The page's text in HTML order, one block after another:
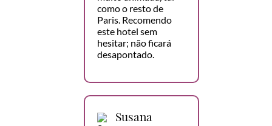
como o resto de
Paris. Recomendo
este hotel sem
hesitar; não ficará
desapontado.
Susana